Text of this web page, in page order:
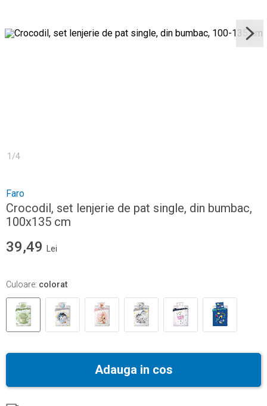
Dupa schimbarea tarii, unele produse pot fi eliminate din cos
1 /4
Faro
Crocodil, set lenjerie de pat single, din bumbac,
100x135 cm
39,49 Lei
Culoare: colorat
Adauga in cos